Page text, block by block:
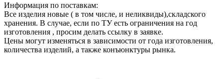
Информация по поставкам:
Все изделия новые ( в том числе, и неликвиды),складского
хранения. В случае, если по ТУ есть ограничения на год
изготовления , просим делать ссылку в заявке.
Цены могут изменяться в зависимости от года изготовления,
количества изделий, а также конъюнктуры рынка.